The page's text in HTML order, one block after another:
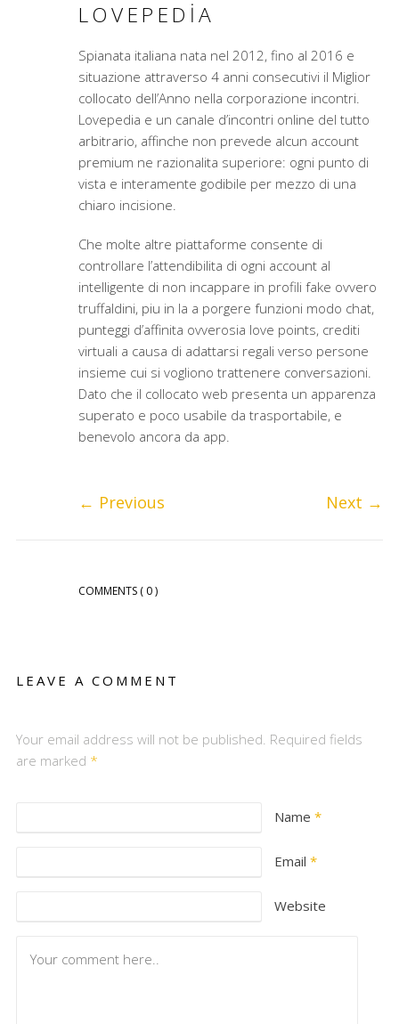
LOVEPEDIA
Spianata italiana nata nel 2012, fino al 2016 e
situazione attraverso 4 anni consecutivi il Miglior
collocato dell’Anno nella corporazione incontri.
Lovepedia e un canale d’incontri online del tutto
arbitrario, affinche non prevede alcun account
premium ne razionalita superiore: ogni punto di
vista e interamente godibile per mezzo di una
chiaro incisione.
Che molte altre piattaforme consente di
controllare l’attendibilita di ogni account al
intelligente di non incappare in profili fake ovvero
truffaldini, piu in la a porgere funzioni modo chat,
punteggi d’affinita ovverosia love points, crediti
virtuali a causa di adattarsi regali verso persone
insieme cui si vogliono trattenere conversazioni.
Dato che il collocato web presenta un apparenza
superato e poco usabile da trasportabile, e
benevolo ancora da app.
← Previous Next →
COMMENTS ( 0 )
LEAVE A COMMENT
Your email address will not be published. Required fields
are marked *
Name *
Email *
Website